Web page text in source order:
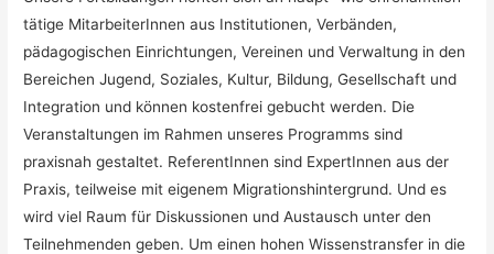
tätige MitarbeiterInnen aus Institutionen, Verbänden,
pädagogischen Einrichtungen, Vereinen und Verwaltung in den
Bereichen Jugend, Soziales, Kultur, Bildung, Gesellschaft und
Integration und können kostenfrei gebucht werden. Die
Veranstaltungen im Rahmen unseres Programms sind
praxisnah gestaltet. ReferentInnen sind ExpertInnen aus der
Praxis, teilweise mit eigenem Migrationshintergrund. Und es
wird viel Raum für Diskussionen und Austausch unter den
Teilnehmenden geben. Um einen hohen Wissenstransfer in die